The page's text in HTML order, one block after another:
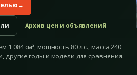
→
Архив цен и объявлений
1 084 см³, мощность 80 л.с., масса 240
другие годы и модели для сравнения.